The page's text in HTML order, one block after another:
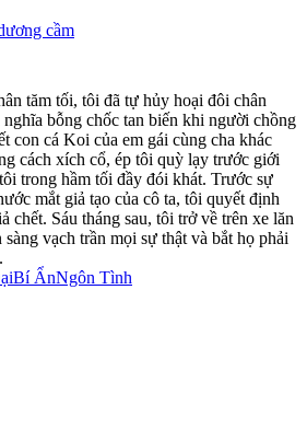
cầm
tăm tối, tôi đã tự hủy hoại đôi chân
bỗng chốc tan biến khi người chồng
con cá Koi của em gái cùng cha khác
cách xích cổ, ép tôi quỳ lạy trước giới
trong hầm tối đầy đói khát. Trước sự
mắt giả tạo của cô ta, tôi quyết định
chết. Sáu tháng sau, tôi trở về trên xe lăn
vạch trần mọi sự thật và bắt họ phải
Bí ẨnNgôn Tình